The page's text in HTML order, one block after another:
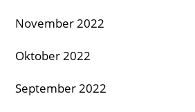
November 2022
Oktober 2022
September 2022